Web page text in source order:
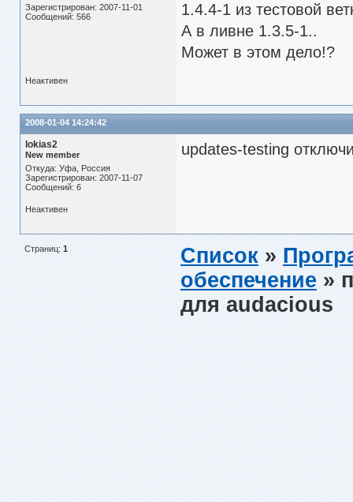
Зарегистрирован: 2007-11-01
Сообщений: 566
1.4.4-1 из тестовой
А в ливне 1.3.5-1..
Может в этом дело!?
Неактивен
2008-01-04 14:24:42
lokias2
New member
Откуда: Уфа, Россия
Зарегистрирован: 2007-11-07
Сообщений: 6
updates-testing
Неактивен
Страниц:1 Список»
обеспечение»
для audacious